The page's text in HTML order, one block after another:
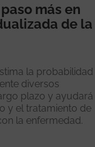
más en
de la
la probabilidad
diversos
plazo y ayudará
y el tratamiento de
la enfermedad.